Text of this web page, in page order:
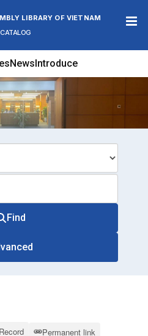
LIBRARY OF VIETNAM
NewsIntroduce
Find
Permanent link